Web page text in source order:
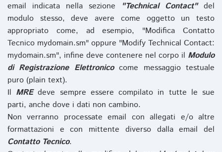
email indicata nella sezione
"Technical Contact"del
modulo stesso, deve avere come oggetto un testo
appropriato come, ad esempio, "Modifica Contatto
Tecnico mydomain.sm" oppure "Modify Technical Contact:
mydomain.sm", infine deve contenere nel corpo il Modulo
di Registrazione Elettronicocome messaggio testuale
puro (plain text).
Il MREdeve sempre essere compilato in tutte le sue
parti, anche dove i dati non cambino.
Non verranno processate email con allegati e/o altre
formattazioni e con mittente diverso dalla email del
Contatto Tecnico.